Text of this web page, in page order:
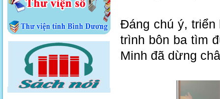
Đáng chú ý, triển
trình bôn ba tìm
Minh đã dừng